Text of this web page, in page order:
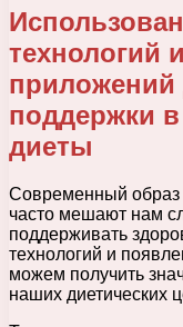
технологий
поддержки
диеты
Современный образ
часто мешают нам
поддерживать
технологий и
можем получить
наших диетических